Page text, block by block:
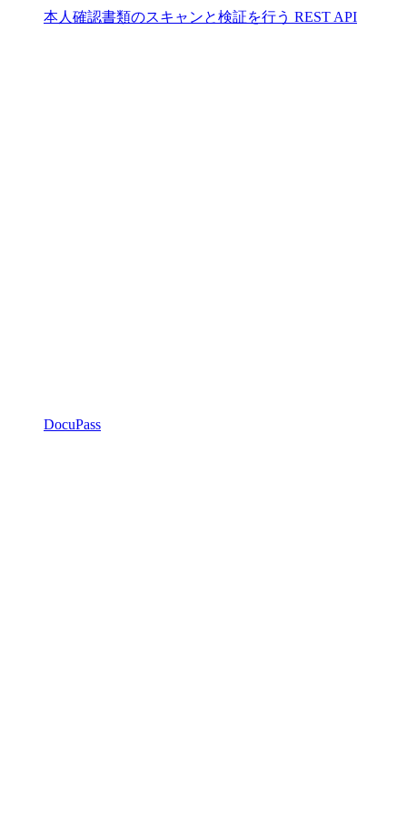
本人確認書類のスキャンと検証を行う REST API
DocuPass